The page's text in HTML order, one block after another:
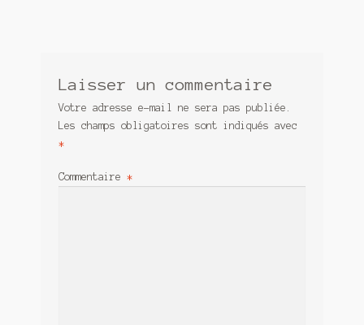
Enlèvement rêvé
Entre père et fils
Il fallait me laisser mourir
La clé du bonheur
Laisser un commentaire
Votre adresse e-mail ne sera pas publiée.
Les champs obligatoires sont indiqués avec
*
Commentaire *